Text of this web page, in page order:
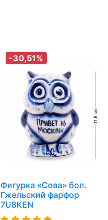
-30,51%
Фигурка «Сова» бол.
Гжельский фарфор
7U8KEN